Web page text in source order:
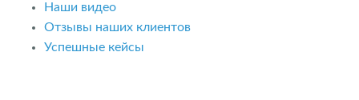
Наши видео
Отзывы наших клиентов
Успешные кейсы